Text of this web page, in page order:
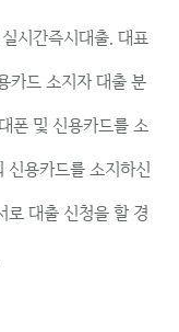
시간즉시대출. 대표
카드 소지자 대출 분
폰 및 신용카드를 소
신용카드를 소지하신
로 대출 신청을 할 경